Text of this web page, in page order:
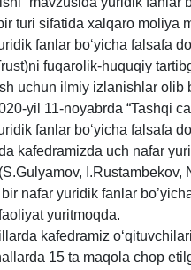
turi sifatida xalqaro moliya
fanlar bo‘yicha falsafa
ni fuqarolik-huquqiy
uchun ilmiy izlanishlar olib
yil 11-noyabrda “Tashqi
fanlar bo‘yicha falsafa
kafedramizda uch nafar
S.Gulyamov, I.Rustambekov,
bir nafar yuridik fanlar
yuritmoqda.
kafedramiz
15 ta maqola chop